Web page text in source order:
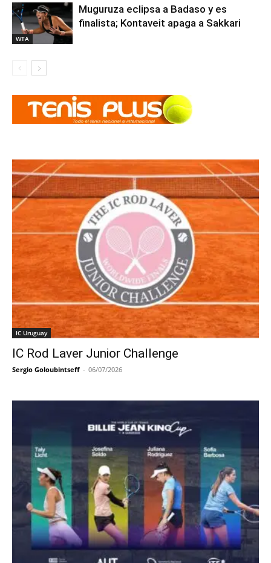
WTA
Muguruza eclipsa a Badaso y es
finalista; Kontaveit apaga a Sakkari
IC Uruguay
IC Rod Laver Junior Challenge
Sergio Goloubintseff - 06/07/2026